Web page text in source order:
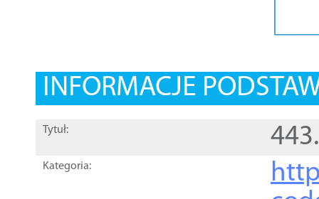
INFORMACJE
Tytuł:
Kategoria: